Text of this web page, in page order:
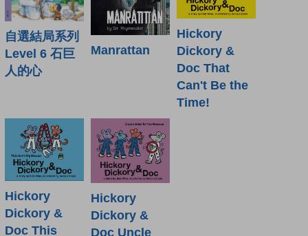
自選結局系列
Level 6 石巨
人的心
Manrattan
Hickory
Dickory &
Doc That
Can't Be the
Time!
Hickory
Dickory &
Doc This
Hickory
Dickory &
Doc Uncle